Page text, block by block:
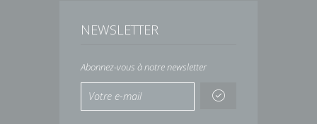
NEWSLETTER
Abonnez-vous à notre newsletter